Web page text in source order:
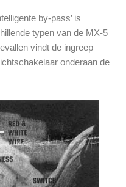
by-pass’ is
typen van de MX-5
vindt de ingreep
onderaan de